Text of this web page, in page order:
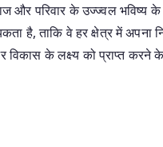
और परिवार के उज्ज्वल भविष्य के
है, ताकि वे हर क्षेत्र में अपना
विकास के लक्ष्य को प्राप्त करने